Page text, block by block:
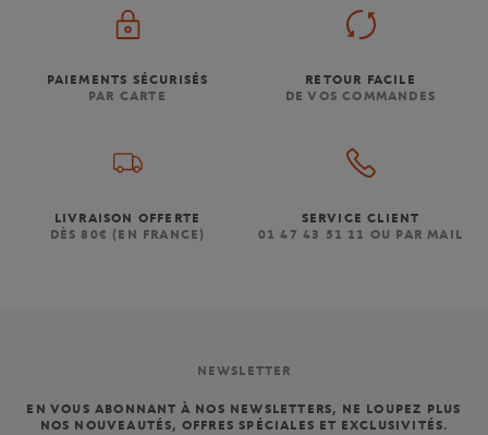
PAIEMENTS SÉCURISÉS
PAR CARTE
RETOUR FACILE
DE VOS COMMANDES
LIVRAISON OFFERTE
DÈS 80€ (EN FRANCE)
SERVICE CLIENT
01 47 43 51 11 OU PAR MAIL
NEWSLETTER
EN VOUS ABONNANT À NOS NEWSLETTERS, NE LOUPEZ PLUS
NOS NOUVEAUTÉS, OFFRES SPÉCIALES ET EXCLUSIVITÉS.